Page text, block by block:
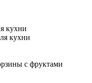
кухни
кухни
с фруктами